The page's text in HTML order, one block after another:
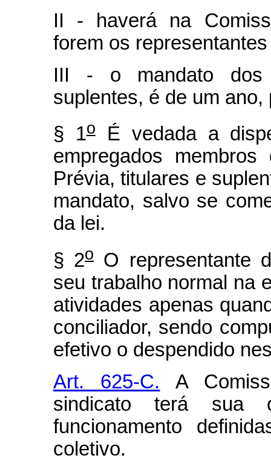
II - haverá na
forem os
III - o mandato dos
suplentes, é de um
§ 1oÉ vedada a
empregados
Prévia, titulares e
mandato, salvo se
da lei.
§ 2oO representante
seu trabalho normal na
atividades apenas
conciliador, sendo
efetivo o despendido
Art. 625-C. A
sindicato terá sua
funcionamento
coletivo.